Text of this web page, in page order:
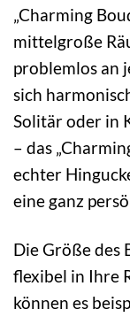
„Charming
mittelgroße
problemlos an
sich
Solitär oder in
– das
echter
eine ganz
Die Größe des
flexibel in Ihre
können es